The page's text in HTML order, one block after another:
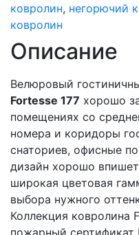
ковролин, негорючий
ковролин
Описание
Велюровый
Fortesse 177 хорошо
помещениях со
номера и коридоры
снаториев, офисные
дизайн хорошо
широкая цветовая
выбора нужного
Коллекция ковролина
пожарный сертификат